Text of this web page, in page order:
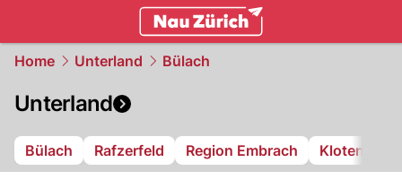
Home Unterland Bülach
Unterland
Bülach Rafzerfeld Region Embrach Kloten